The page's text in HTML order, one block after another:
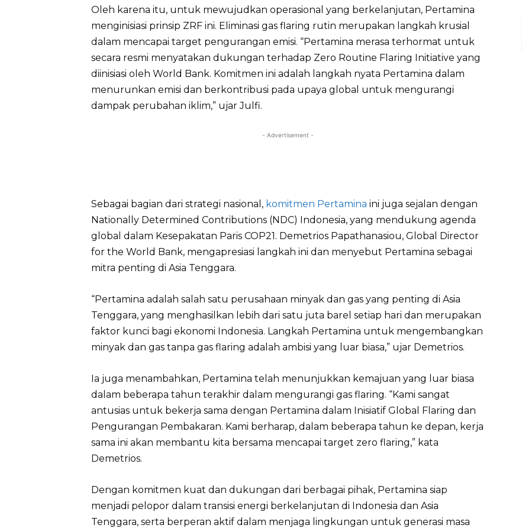
Oleh karena itu, untuk mewujudkan operasional yang berkelanjutan, Pertamina
menginisiasi prinsip ZRF ini. Eliminasi gas flaring rutin merupakan langkah krusial
dalam mencapai target pengurangan emisi. “Pertamina merasa terhormat untuk
secara resmi menyatakan dukungan terhadap Zero Routine Flaring Initiative yang
diinisiasi oleh World Bank. Komitmen ini adalah langkah nyata Pertamina dalam
menurunkan emisi dan berkontribusi pada upaya global untuk mengurangi
dampak perubahan iklim,” ujar Julfi.
- Advertisement -
Sebagai bagian dari strategi nasional, komitmen Pertamina ini juga sejalan dengan
Nationally Determined Contributions (NDC) Indonesia, yang mendukung agenda
global dalam Kesepakatan Paris COP21. Demetrios Papathanasiou, Global Director
for the World Bank, mengapresiasi langkah ini dan menyebut Pertamina sebagai
mitra penting di Asia Tenggara.
“Pertamina adalah salah satu perusahaan minyak dan gas yang penting di Asia
Tenggara, yang menghasilkan lebih dari satu juta barel setiap hari dan merupakan
faktor kunci bagi ekonomi Indonesia. Langkah Pertamina untuk mengembangkan
minyak dan gas tanpa gas flaring adalah ambisi yang luar biasa,” ujar Demetrios.
Ia juga menambahkan, Pertamina telah menunjukkan kemajuan yang luar biasa
dalam beberapa tahun terakhir dalam mengurangi gas flaring. “Kami sangat
antusias untuk bekerja sama dengan Pertamina dalam Inisiatif Global Flaring dan
Pengurangan Pembakaran. Kami berharap, dalam beberapa tahun ke depan, kerja
sama ini akan membantu kita bersama mencapai target zero flaring,” kata
Demetrios.
Dengan komitmen kuat dan dukungan dari berbagai pihak, Pertamina siap
menjadi pelopor dalam transisi energi berkelanjutan di Indonesia dan Asia
Tenggara, serta berperan aktif dalam menjaga lingkungan untuk generasi masa